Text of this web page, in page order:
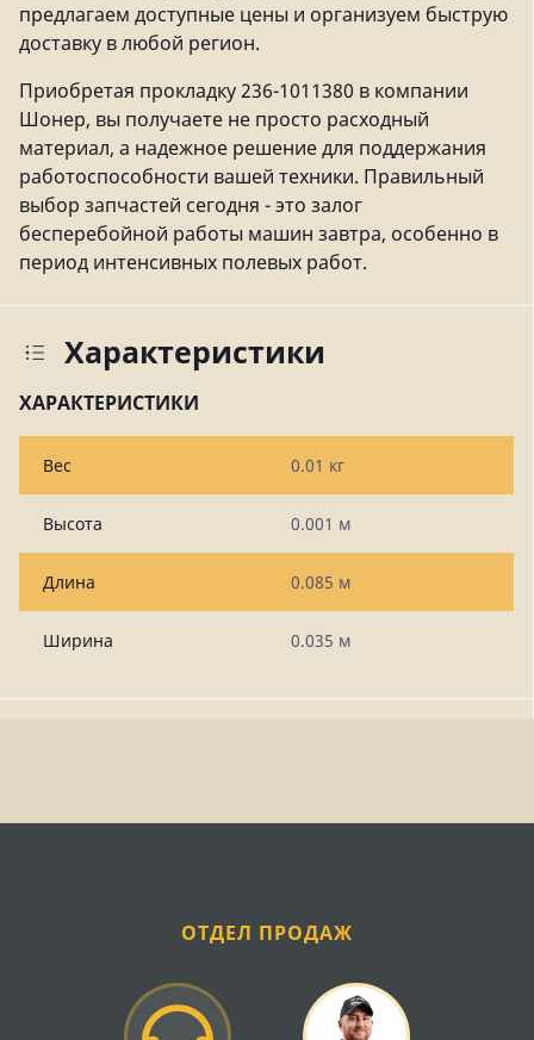
предлагаем доступные цены и организуем быструю
доставку в любой регион.
Приобретая прокладку 236-1011380 в компании
Шонер, вы получаете не просто расходный
материал, а надежное решение для поддержания
работоспособности вашей техники. Правильный
выбор запчастей сегодня - это залог
бесперебойной работы машин завтра, особенно в
период интенсивных полевых работ.
Характеристики
ХАРАКТЕРИСТИКИ
Вес 0.01 кг
Высота 0.001 м
Длина 0.085 м
Ширина 0.035 м
ОТДЕЛ ПРОДАЖ